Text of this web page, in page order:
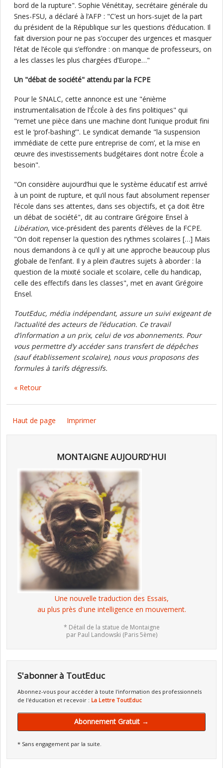
bord de la rupture". Sophie Vénétitay, secrétaire générale du
Snes-FSU, a déclaré à l’AFP : "C’est un hors-sujet de la part
du président de la République sur les questions d’éducation. Il
fait diversion pour ne pas s’occuper des urgences et masquer
l’état de l’école qui s’effondre : on manque de professeurs, on
a les classes les plus chargées d’Europe…"
Un "débat de société" attendu par la FCPE
Pour le SNALC, cette annonce est une "énième
instrumentalisation de l’École à des fins politiques" qui
"remet une pièce dans une machine dont l’unique produit fini
est le ‘prof-bashing’". Le syndicat demande "la suspension
immédiate de cette pure entreprise de com’, et la mise en
œuvre des investissements budgétaires dont notre École a
besoin".
"On considère aujourd’hui que le système éducatif est arrivé
à un point de rupture, et qu’il nous faut absolument repenser
l’école dans ses attentes, dans ses objectifs, et ça doit être
un débat de société", dit au contraire Grégoire Ensel à
Libération, vice-président des parents d’élèves de la FCPE.
"On doit repenser la question des rythmes scolaires […] Mais
nous demandons à ce qu’il y ait une approche beaucoup plus
globale de l’enfant. Il y a plein d’autres sujets à aborder : la
question de la mixité sociale et scolaire, celle du handicap,
celle des effectifs dans les classes", met en avant Grégoire
Ensel.
ToutEduc, média indépendant, assure un suivi exigeant de
l’actualité des acteurs de l’éducation. Ce travail
d’information a un prix, celui de vos abonnements. Pour
vous permettre d’y accéder sans transfert de dépêches
(sauf établissement scolaire), nous vous proposons des
formules à tarifs dégressifs.
« Retour
Haut de page Imprimer
MONTAIGNE AUJOURD'HUI
Une nouvelle traduction des Essais,
au plus près d'une intelligence en mouvement.
* Détail de la statue de Montaigne
par Paul Landowski (Paris 5ème)
S'abonner à ToutEduc
Abonnez-vous pour accéder à toute l'information des professionnels
de l'éducation et recevoir : La Lettre ToutEduc
Abonnement Gratuit →
* Sans engagement par la suite.